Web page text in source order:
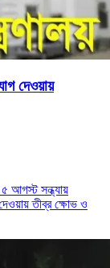
দেওয়ায়
আগস্ট সন্ধ্যায়
তীব্র ক্ষোভ ও